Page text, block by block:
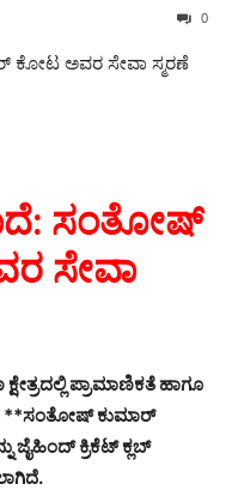
0
ಸಂತೋಷ್
ಸೇವಾ
ಪ್ರಾಮಾಣಿಕತೆ ಹಾಗೂ
**ಸಂತೋಷ್ ಕುಮಾರ್
ಜೈಹಿಂದ್ ಕ್ರಿಕೆಟ್ ಕ್ಲಬ್